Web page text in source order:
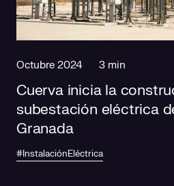
Octubre 2024 3 min
Cuerva inicia la
subestación eléctrica
Granada
#InstalaciónEléctrica